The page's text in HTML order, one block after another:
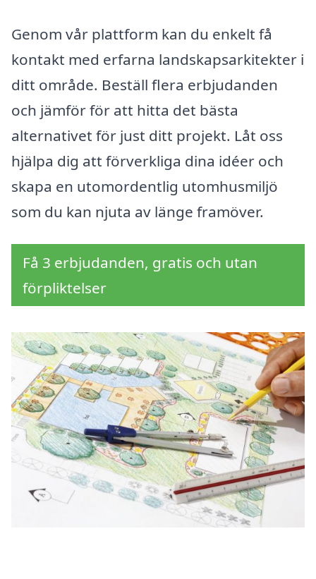
Genom vår plattform kan du enkelt få
kontakt med erfarna landskapsarkitekter i
ditt område. Beställ flera erbjudanden
och jämför för att hitta det bästa
alternativet för just ditt projekt. Låt oss
hjälpa dig att förverkliga dina idéer och
skapa en utomordentlig utomhusmiljö
som du kan njuta av länge framöver.
Få 3 erbjudanden, gratis och utan
förpliktelser